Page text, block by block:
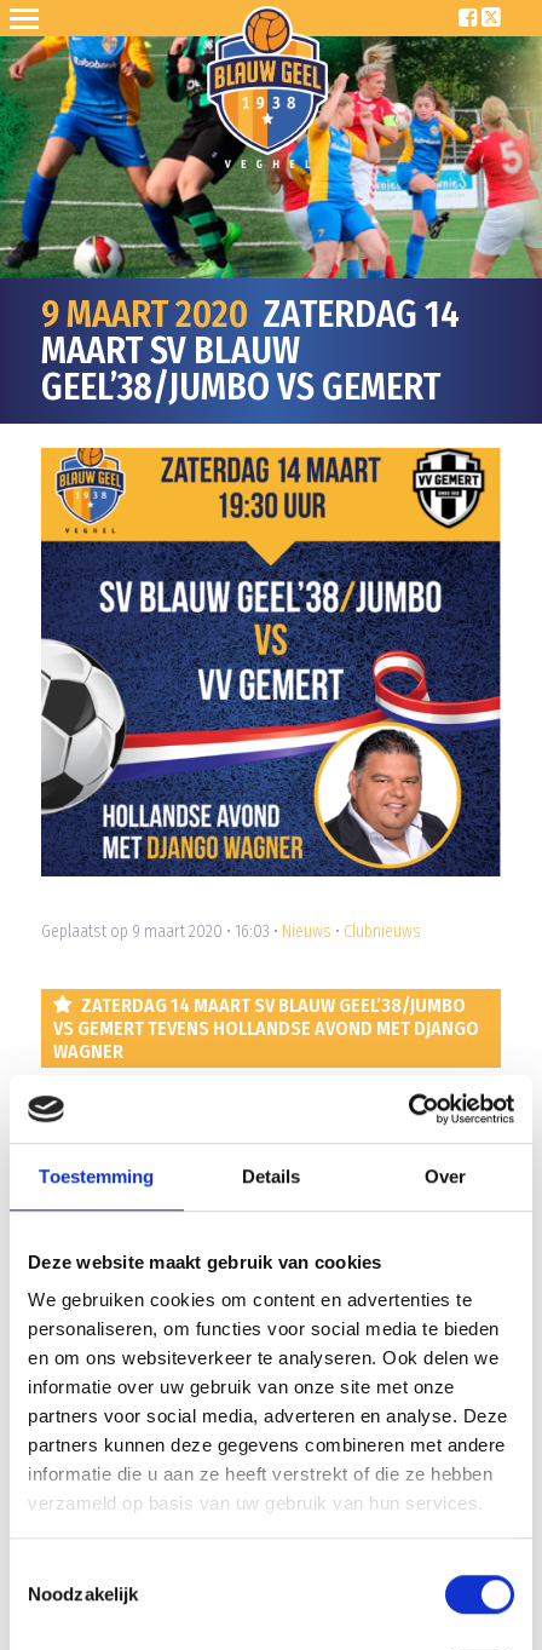
Toestemming Details Over
Deze website maakt gebruik van cookies
We gebruiken cookies om content en advertenties te
personaliseren, om functies voor social media te bieden
en om ons websiteverkeer te analyseren. Ook delen we
informatie over uw gebruik van onze site met onze
partners voor social media, adverteren en analyse. Deze
partners kunnen deze gegevens combineren met andere
informatie die u aan ze heeft verstrekt of die ze hebben
verzameld op basis van uw gebruik van hun services.
Noodzakelijk
9 MAART 2020 ZATERDAG 14
MAART SV BLAUW
GEEL’38/JUMBO VS GEMERT
Geplaatst op 9 maart 2020 • 16:03 • Nieuws • Clubnieuws
ZATERDAG 14 MAART SV BLAUW GEEL’38/JUMBO
VS GEMERT TEVENS HOLLANDSE AVOND MET DJANGO
WAGNER
Twitter FacebookWhatsApp
MOKERSLAG UITGEDEELD EN MORAAL FLINK OPGEBEURD
BERICHTGEVING CORONA VIRUS
AANMELDEN LID